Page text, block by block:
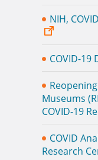
ΝΙΗ,
COVID-19
Museums
COVID-19
COVID
Research